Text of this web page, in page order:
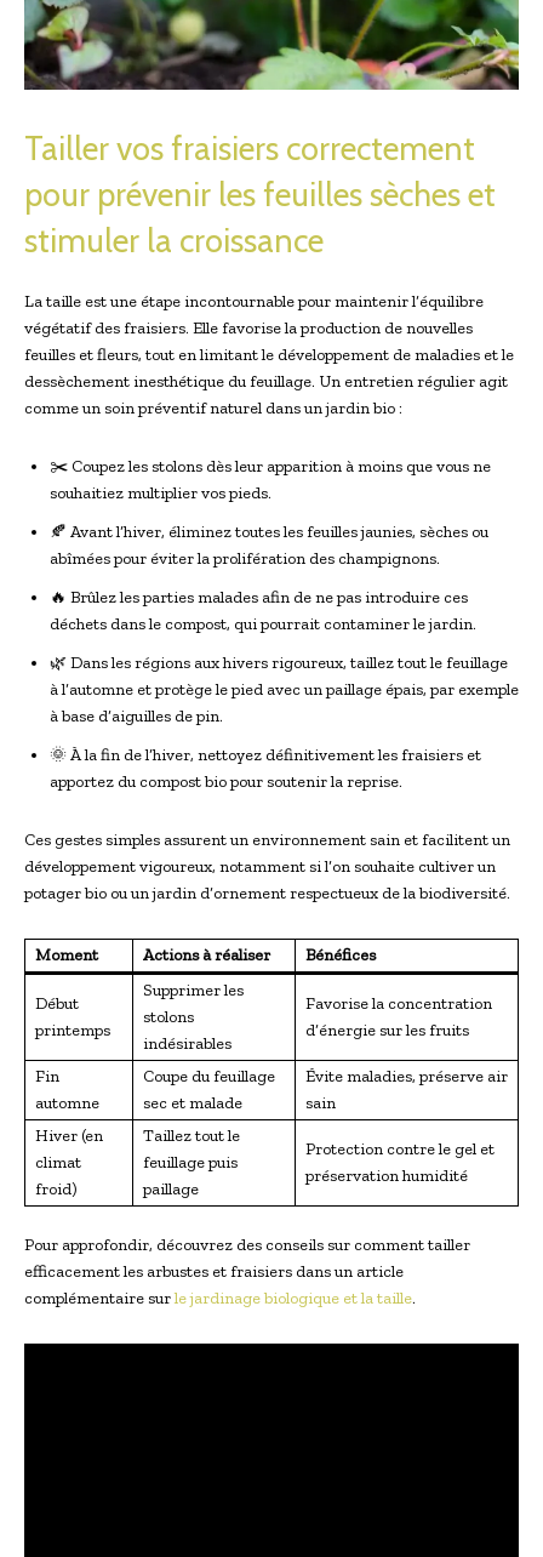
Tailler vos fraisiers correctement
pour prévenir les feuilles sèches et
stimuler la croissance
La taille est une étape incontournable pour maintenir l’équilibre
végétatif des fraisiers. Elle favorise la production de nouvelles
feuilles et fleurs, tout en limitant le développement de maladies et le
dessèchement inesthétique du feuillage. Un entretien régulier agit
comme un soin préventif naturel dans un jardin bio :
✂️ Coupez les stolons dès leur apparition à moins que vous ne
souhaitiez multiplier vos pieds.
🍂 Avant l’hiver, éliminez toutes les feuilles jaunies, sèches ou
abîmées pour éviter la prolifération des champignons.
🔥 Brûlez les parties malades afin de ne pas introduire ces
déchets dans le compost, qui pourrait contaminer le jardin.
🌿 Dans les régions aux hivers rigoureux, taillez tout le feuillage
à l’automne et protège le pied avec un paillage épais, par exemple
à base d’aiguilles de pin.
🌞 À la fin de l’hiver, nettoyez définitivement les fraisiers et
apportez du compost bio pour soutenir la reprise.
Ces gestes simples assurent un environnement sain et facilitent un
développement vigoureux, notamment si l’on souhaite cultiver un
potager bio ou un jardin d’ornement respectueux de la biodiversité.
Moment Actions à réaliser Bénéfices
Début
printemps
Supprimer les
stolons
indésirables
Favorise la concentration
d’énergie sur les fruits
Fin
automne
Coupe du feuillage
sec et malade
Évite maladies, préserve air
sain
Hiver (en
climat
froid)
Taillez tout le
feuillage puis
paillage
Protection contre le gel et
préservation humidité
Pour approfondir, découvrez des conseils sur comment tailler
efficacement les arbustes et fraisiers dans un article
complémentaire surle jardinage biologique et la taille.